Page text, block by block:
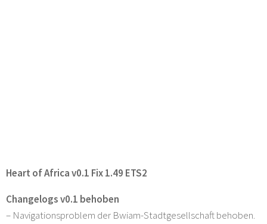
Heart of Africa v0.1 Fix 1.49 ETS2
Changelogs v0.1 behoben
– Navigationsproblem der Bwiam-Stadtgesellschaft behoben.